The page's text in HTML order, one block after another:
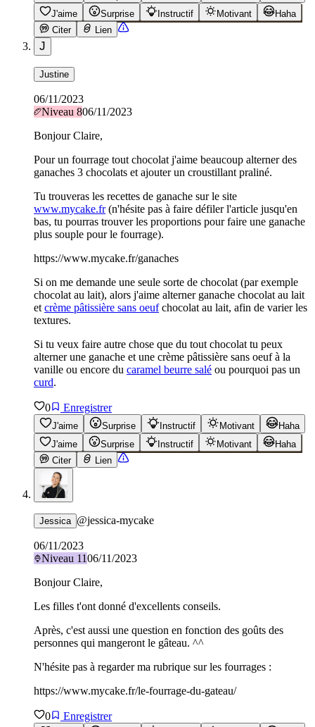
J'aime
Surprise Instructif Motivant
Haha
Citer
Lien
J
Justine
06/11/2023
Niveau 806/11/2023
Bonjour Claire,
Pour un fourrage tout chocolat j'aime beaucoup alterner des
ganaches 3 chocolats et ajouter un croustillant praliné.
Tu trouveras les recettes de ganache sur le site
www.mycake.fr(n'hésite pas à faire défiler l'article jusqu'en
bas, tu pourras trouver les proportions pour faire une ganache
plus souple pour le fourrage).
https://www.mycake.fr/ganaches
Si on me demande une seule sorte de chocolat (par exemple
chocolat au lait), alors j'aime alterner ganache chocolat au lait
et crème pâtissière sans oeufchocolat au lait, afin de varier les
textures.
Si tu veux faire autre chose que du tout chocolat tu peux
alterner une ganache et une crème pâtissière sans oeuf à la
vanille ou encore du caramel beurre salé ou pourquoi pas un
curd.
0 Enregistrer
J'aime Surprise Instructif Motivant
Haha
J'aime
Surprise Instructif Motivant
Haha
Citer
Lien
Jessica @jessica-mycake
06/11/2023
Niveau 1106/11/2023
Bonjour Claire,
Les filles t'ont donné d'excellents conseils.
Après, c'est aussi une question en fonction des goûts des
personnes qui mangeront le gâteau. ^^
N'hésite pas à regarder ma rubrique sur les fourrages :
https://www.mycake.fr/le-fourrage-du-gateau/
0 Enregistrer